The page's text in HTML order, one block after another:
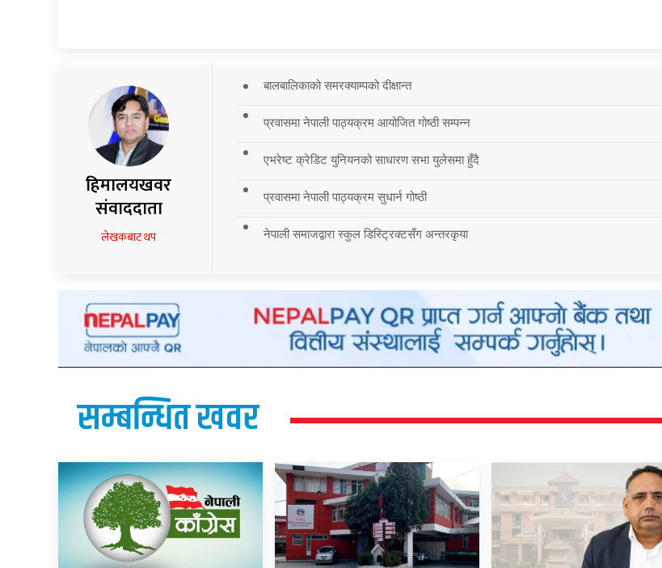
हिमालयखवर
संवाददाता
लेखकबाट थप
बालबालिकाको समरक्याम्पको दीक्षान्त
प्रवासमा नेपाली पाठ्यक्रम आयोजित गोष्ठी सम्पन्न
एभरेष्ट क्रेडिट युनियनको साधारण सभा युलेसमा हुँदै
प्रवासमा नेपाली पाठ्यक्रम सुधार्न गोष्ठी
नेपाली समाजद्वारा स्कुल डिस्ट्रिक्टसँग अन्तरकृया
सम्बन्धित खवर